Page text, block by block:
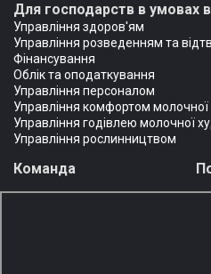
Для господарств в умовах
Управління здоров'ям
Управління розведенням та
Фінансування
Облік та оподаткування
Управління персоналом
Управління комфортом молочної
Управління годівлею молочної
Управління рослинництвом
Команда